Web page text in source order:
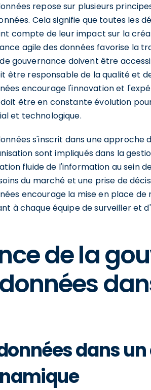
repose sur plusieurs
Cela signifie que toutes les
compte de leur impact sur la
agile des données favorise la
gouvernance doivent être
être responsable de la qualité et
encourage l'innovation et
être en constante évolution
et technologique.
s'inscrit dans une approche
sont impliqués dans la
fluide de l'information au sein
du marché et une prise de
encourage la mise en place
à chaque équipe de surveiller et
de la
dans